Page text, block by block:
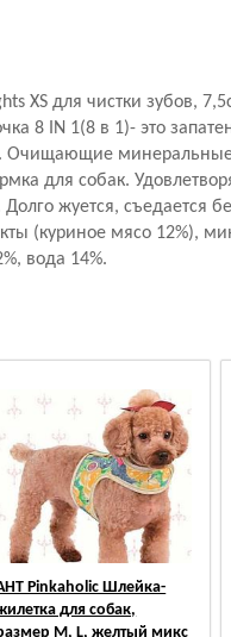
XS для чистки зубов,
8 IN 1(8 в 1)- это
Очищающие
для собак.
жуется, съедается
(куриное мясо 12%),
вода 14%.
Pinkaholic Шлейка-
для собак,
M, L, желтый микс